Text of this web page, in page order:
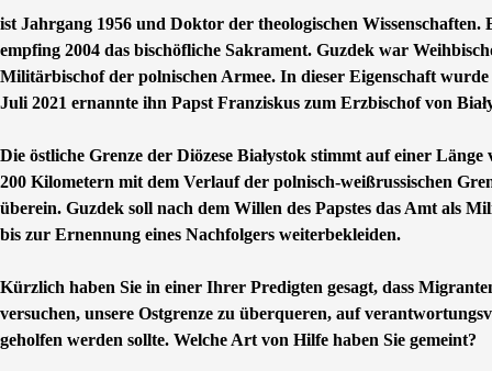
ist Jahrgang 1956 und Doktor der theologischen
empfing 2004 das bischöfliche Sakrament. Guzdek war
Militärbischof der polnischen Armee. In dieser Eigenschaft
Juli 2021 ernannte ihn Papst Franziskus zum Erzbischof von
Die östliche Grenze der Diözese Białystok stimmt auf einer Länge
200 Kilometern mit dem Verlauf der polnisch-weißrussischen
überein. Guzdek soll nach dem Willen des Papstes das Amt als
bis zur Ernennung eines Nachfolgers weiterbekleiden.
Kürzlich haben Sie in einer Ihrer Predigten gesagt, dass
versuchen, unsere Ostgrenze zu überqueren, auf
geholfen werden sollte. Welche Art von Hilfe haben Sie gemeint?